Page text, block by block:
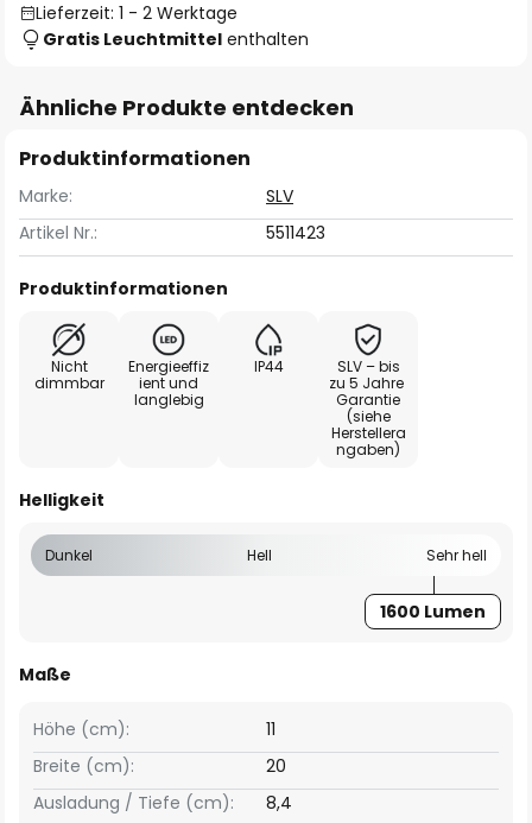
Lieferzeit: 1 - 2 Werktage
Gratis Leuchtmittel enthalten
Ähnliche Produkte entdecken
Produktinformationen
Marke:
SLV
Artikel Nr.:
5511423
Produktinformationen
Nicht
dimmbar
Energieeffiz
ient und
langlebig
IP44
SLV – bis
zu 5 Jahre
Garantie
(siehe
Herstellera
ngaben)
Helligkeit
Dunkel Hell Sehr hell
1600 Lumen
Maße
Breite (cm): 20
Höhe (cm): 11
Ausladung / Tiefe (cm): 8,4